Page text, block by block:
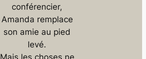
conférencier,
Amanda remplace
son amie au pied
levé.